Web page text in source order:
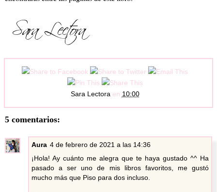
Sara Lectora en 10:00
5 comentarios:
Aura 4 de febrero de 2021 a las 14:36
¡Hola! Ay cuánto me alegra que te haya gustado ^^ Ha
pasado a ser uno de mis libros favoritos, me gustó
mucho más que Piso para dos incluso.